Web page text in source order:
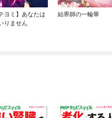
ヨミ】あなたは
りません
結界師の一輪華